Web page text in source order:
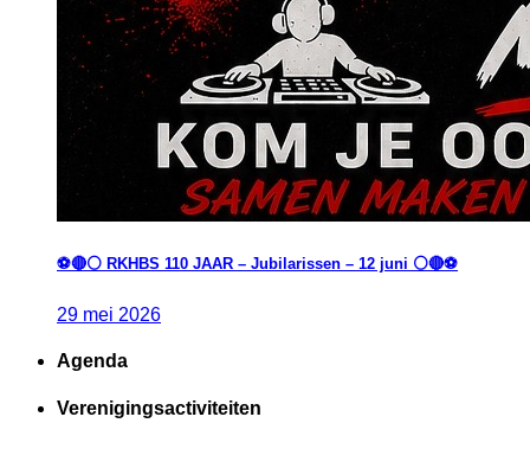
⚽️🔴⚪️ RKHBS 110 JAAR – Jubilarissen – 12 juni ⚪️🔴⚽️
29 mei 2026
Agenda
Verenigingsactiviteiten